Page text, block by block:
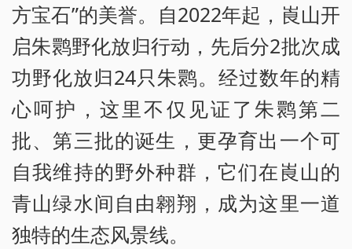
方宝石”的美誉。自2022年起，崀山开
启朱鹮野化放归行动，先后分2批次成
功野化放归24只朱鹮。经过数年的精
心呵护，这里不仅见证了朱鹮第二
批、第三批的诞生，更孕育出一个可
自我维持的野外种群，它们在崀山的
青山绿水间自由翱翔，成为这里一道
独特的生态风景线。